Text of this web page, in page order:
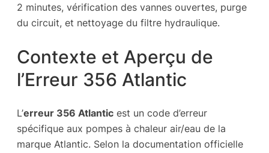
2 minutes, vérification des vannes ouvertes, purge
du circuit, et nettoyage du filtre hydraulique.
Contexte et Aperçu de
l’Erreur 356 Atlantic
L’erreur 356 Atlantic est un code d’erreur
spécifique aux pompes à chaleur air/eau de la
marque Atlantic. Selon la documentation officielle